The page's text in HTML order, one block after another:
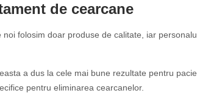
de cearcane
folosim doar produse de calitate, iar
a dus la cele mai bune rezultate pentru
pentru eliminarea cearcanelor.